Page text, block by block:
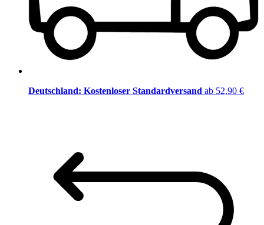
Deutschland: Kostenloser Standardversand ab 52,90 €